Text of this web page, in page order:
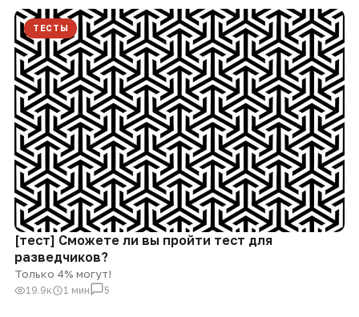
ТЕСТЫ
[тест] Сможете ли вы пройти тест для
разведчиков?
Только 4% могут!
19.9к 1 мин 5